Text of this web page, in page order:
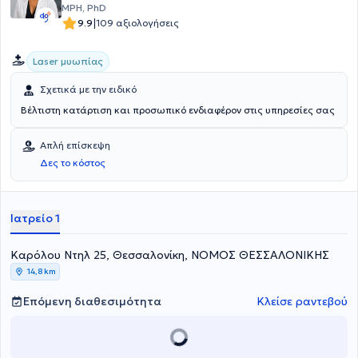
MPH, PhD
9.9|109 αξιολογήσεις
Laser μυωπίας
Σχετικά με την ειδικό
Βέλτιστη κατάρτιση και προσωπικό ενδιαφέρον στις υπηρεσίες σας
Απλή επίσκεψη
Δες το κόστος
Ιατρείο 1
Καρόλου Ντηλ 25, Θεσσαλονίκη, ΝΟΜΟΣ ΘΕΣΣΑΛΟΝΙΚΗΣ
14,8 km
Επόμενη διαθεσιμότητα Κλείσε ραντεβού